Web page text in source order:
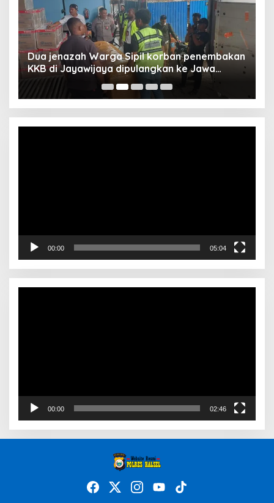
Dua jenazah Warga Sipil korban penembakan
KKB di Jayawijaya dipulangkan ke Jawa
Barat, Kaops Damai Cartenz: Kami terus buru
pelakunya
00:00 05:04
00:00 02:46